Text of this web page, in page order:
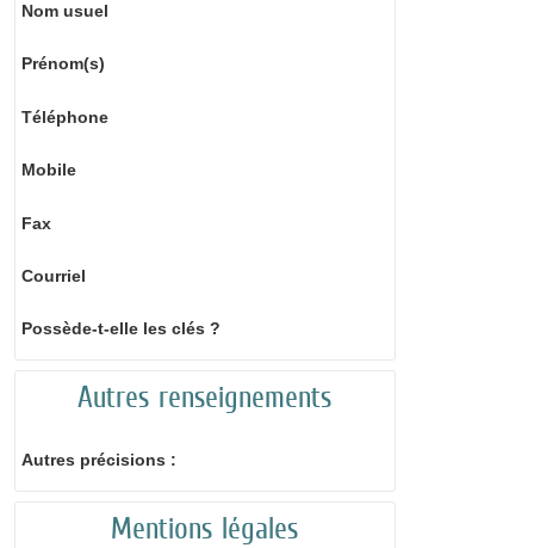
Nom usuel
Prénom(s)
Téléphone
Mobile
Fax
Courriel
Possède-t-elle les clés ?
Autres renseignements
Autres précisions :
Mentions légales